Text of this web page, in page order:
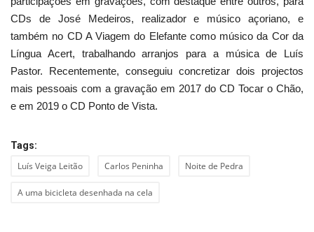
CDs de José Medeiros, realizador e músico açoriano, e
também no CD A Viagem do Elefante como músico da Cor da
Língua Acert, trabalhando arranjos para a música de Luís
Pastor. Recentemente, conseguiu concretizar dois projectos
mais pessoais com a gravação em 2017 do CD Tocar o Chão,
e em 2019 o CD Ponto de Vista.
Tags:
Luís Veiga Leitão Carlos Peninha Noite de Pedra
A uma bicicleta desenhada na cela